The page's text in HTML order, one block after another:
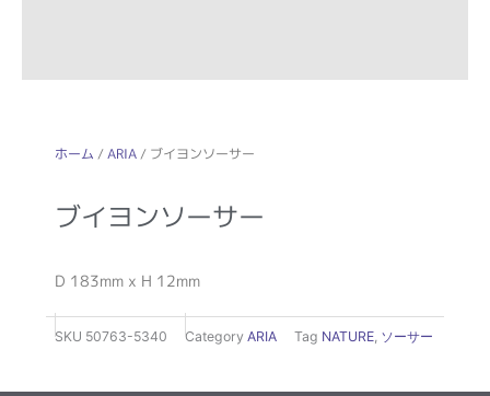
ホーム /ARIA/ ブイヨンソーサー
ブイヨンソーサー
D 183mm x H 12mm
SKU 50763-5340 Category ARIA Tag NATURE ソーサー